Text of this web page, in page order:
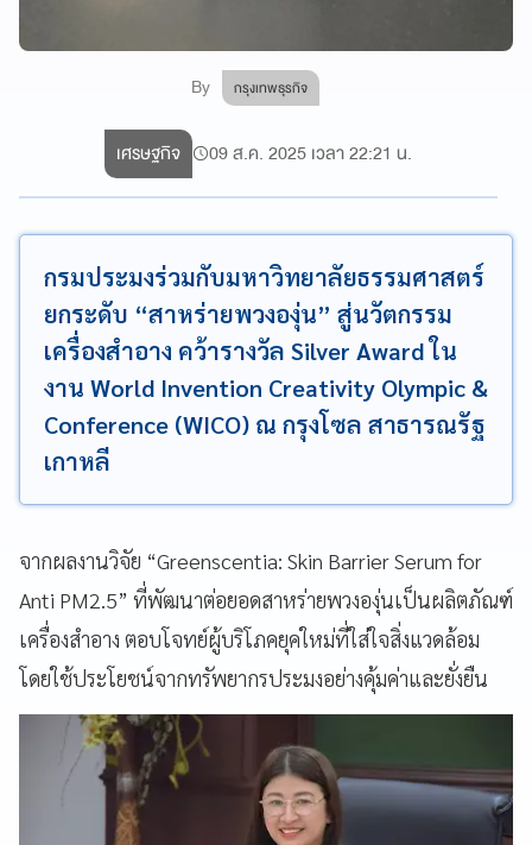
By กรุงเทพธุรกิจ
เศรษฐกิจ 09 ส.ค. 2025 เวลา 22:21 น.
กรมประมงร่วมกับมหาวิทยาลัยธรรมศาสตร์
ยกระดับ “สาหร่ายพวงองุ่น” สู่นวัตกรรม
เครื่องสำอาง คว้ารางวัล Silver Award ใน
งาน World Invention Creativity Olympic &
Conference (WICO) ณ กรุงโซล สาธารณรัฐ
เกาหลี
จากผลงานวิจัย “Greenscentia: Skin Barrier Serum for
Anti PM2.5” ที่พัฒนาต่อยอดสาหร่ายพวงองุ่นเป็นผลิตภัณฑ์
เครื่องสำอาง ตอบโจทย์ผู้บริโภคยุคใหม่ที่ใส่ใจสิ่งแวดล้อม
โดยใช้ประโยชน์จากทรัพยากรประมงอย่างคุ้มค่าและยั่งยืน